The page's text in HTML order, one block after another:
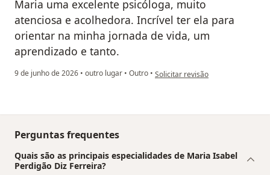
Maria uma excelente psicóloga, muito
atenciosa e acolhedora. Incrível ter ela para
orientar na minha jornada de vida, um
aprendizado e tanto.
9 de junho de 2026 • outro lugar • Outro • na opinião do utilizador Micaele
Solicitar revisão
Perguntas frequentes
Quais são as principais especialidades de Maria Isabel
Perdigão Diz Ferreira?